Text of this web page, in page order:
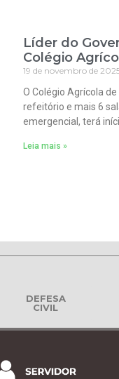
Líder do
Colégio
19 de novembro de
O Colégio Agrícola
refeitório e mais 6
emergencial, terá
Leia mais »
DEFESA
CIVIL